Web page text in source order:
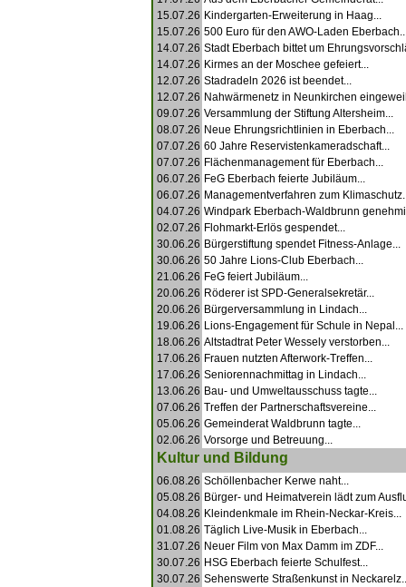
15.07.26 Kindergarten-Erweiterung in Haag...
15.07.26 500 Euro für den AWO-Laden
14.07.26 Stadt Eberbach bittet um
14.07.26 Kirmes an der Moschee gefeiert...
12.07.26 Stadradeln 2026 ist beendet...
12.07.26 Nahwärmenetz in Neunkirchen
09.07.26 Versammlung der Stiftung Altersheim...
08.07.26 Neue Ehrungsrichtlinien in Eberbach...
07.07.26 60 Jahre Reservistenkameradschaft...
07.07.26 Flächenmanagement für Eberbach...
06.07.26 FeG Eberbach feierte Jubiläum...
06.07.26 Managementverfahren zum
04.07.26 Windpark Eberbach-Waldbrunn
02.07.26 Flohmarkt-Erlös gespendet...
30.06.26 Bürgerstiftung spendet Fitness-Anlage...
30.06.26 50 Jahre Lions-Club Eberbach...
21.06.26 FeG feiert Jubiläum...
20.06.26 Röderer ist SPD-Generalsekretär...
20.06.26 Bürgerversammlung in Lindach...
19.06.26 Lions-Engagement für Schule in Nepal...
18.06.26 Altstadtrat Peter Wessely verstorben...
17.06.26 Frauen nutzten Afterwork-Treffen...
17.06.26 Seniorennachmittag in Lindach...
13.06.26 Bau- und Umweltausschuss tagte...
07.06.26 Treffen der Partnerschaftsvereine...
05.06.26 Gemeinderat Waldbrunn tagte...
02.06.26 Vorsorge und Betreuung...
Kultur und Bildung
06.08.26 Schöllenbacher Kerwe naht...
05.08.26 Bürger- und Heimatverein lädt zum
04.08.26 Kleindenkmale im Rhein-Neckar-Kreis...
01.08.26 Täglich Live-Musik in Eberbach...
31.07.26 Neuer Film von Max Damm im ZDF...
30.07.26 HSG Eberbach feierte Schulfest...
30.07.26 Sehenswerte Straßenkunst in